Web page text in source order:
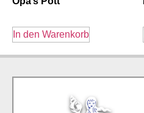
In den Warenkorb